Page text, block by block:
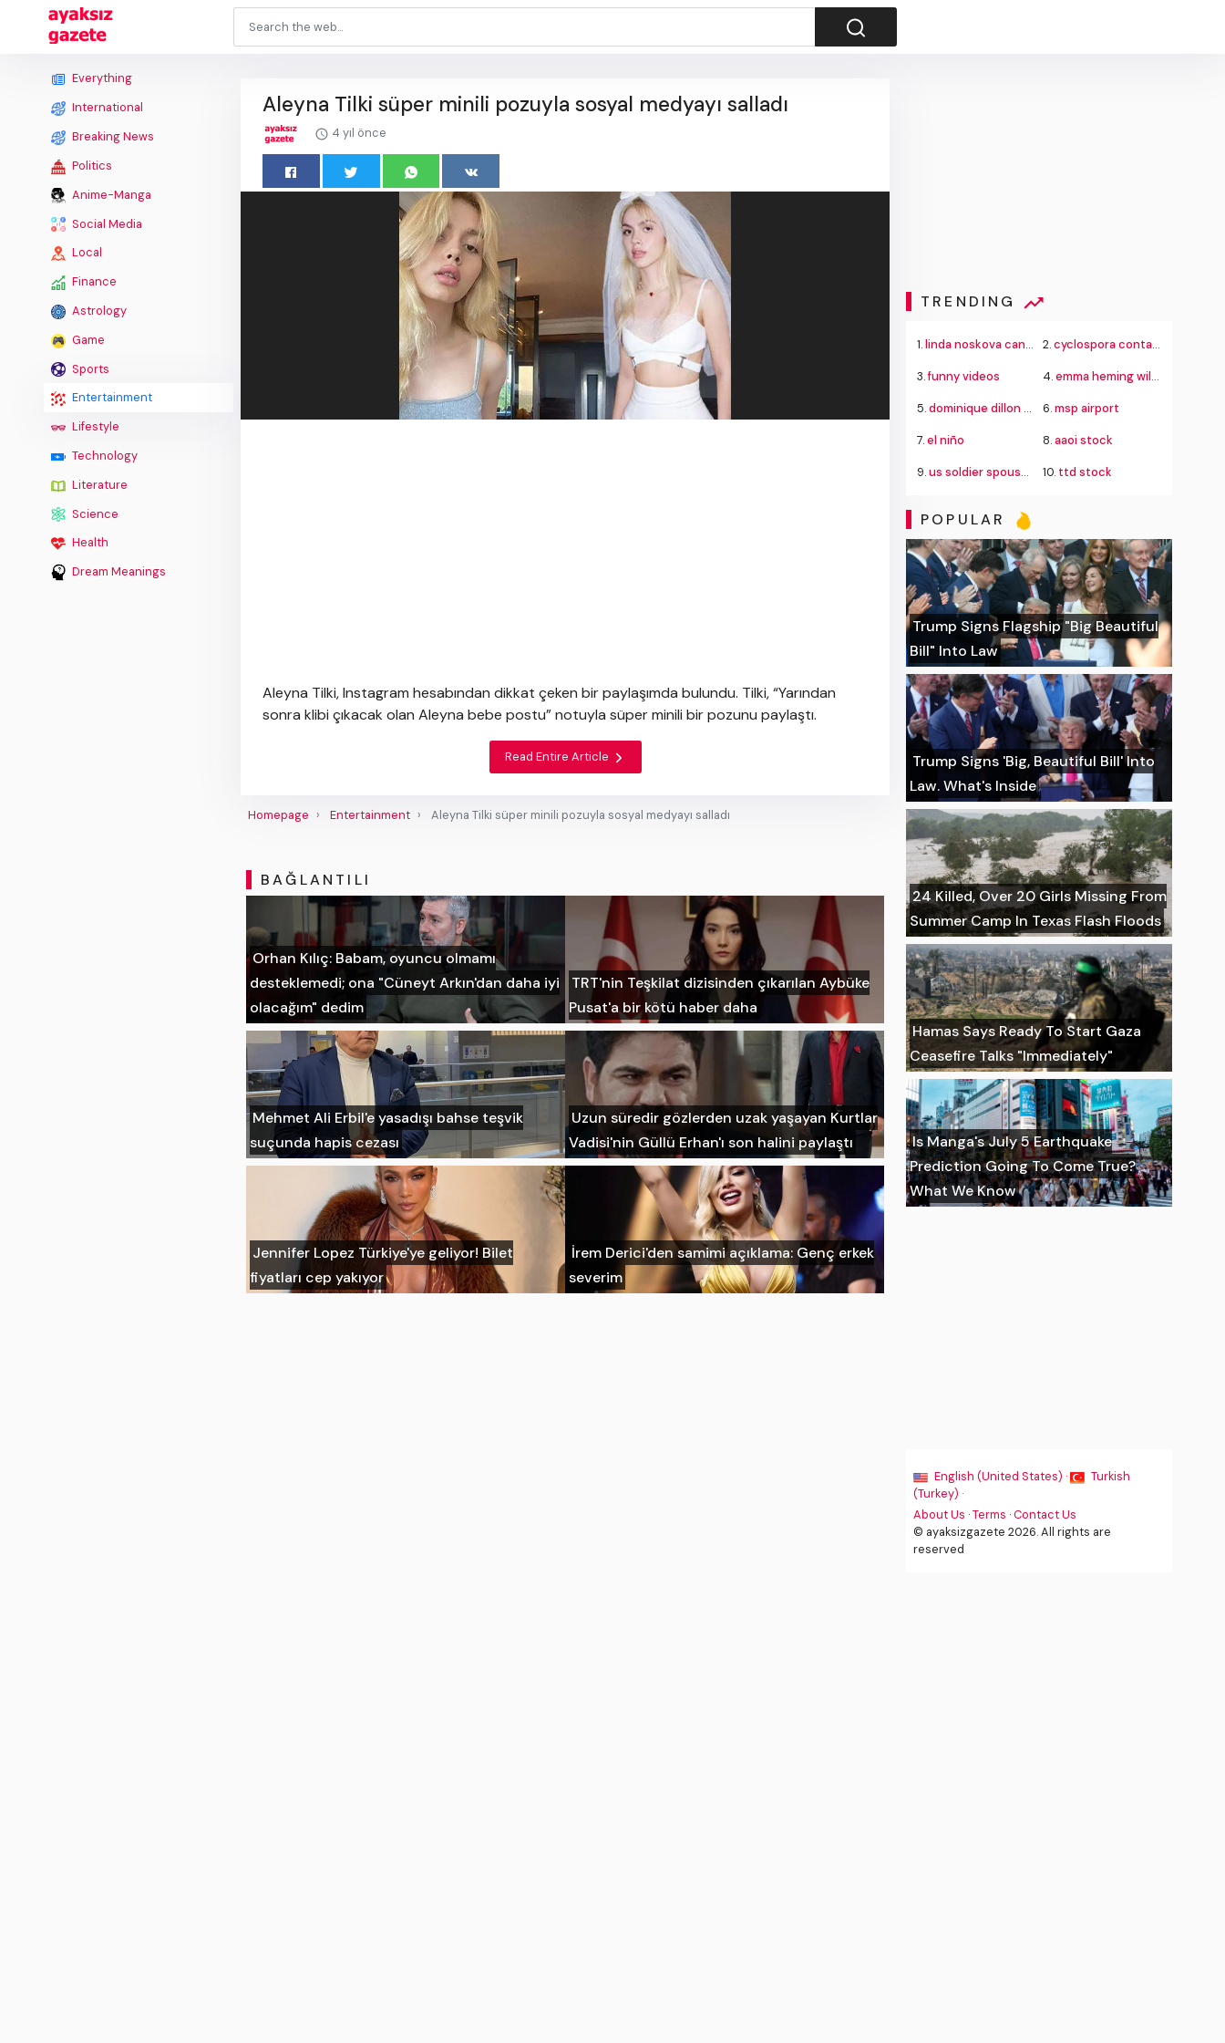
Everything
International
Breaking News
Politics
Anime-Manga
Social Media
Local
Finance
Astrology
Game
Sports
Entertainment
Lifestyle
Technology
Literature
Science
Health
Dream Meanings
Aleyna Tilki süper minili pozuyla sosyal medyayı salladı
4 yıl önce
Aleyna Tilki, Instagram hesabından dikkat çeken bir paylaşımda bulundu. Tilki, “Yarından
sonra klibi çıkacak olan Aleyna bebe postu” notuyla süper minili bir pozunu paylaştı.
Read Entire Article
Homepage Entertainment Aleyna Tilki süper minili pozuyla sosyal medyayı salladı
BAĞLANTILI
Orhan Kılıç: Babam, oyuncu olmamı
desteklemedi; ona "Cüneyt Arkın'dan daha iyi
olacağım" dedim
TRT'nin Teşkilat dizisinden çıkarılan Aybüke
Pusat'a bir kötü haber daha
Mehmet Ali Erbil'e yasadışı bahse teşvik
suçunda hapis cezası
Uzun süredir gözlerden uzak yaşayan Kurtlar
Vadisi'nin Güllü Erhan'ı son halini paylaştı
Jennifer Lopez Türkiye'ye geliyor! Bilet
fiyatları cep yakıyor
İrem Derici'den samimi açıklama: Genç erkek
severim
TRENDING
1.linda noskova canadian open match 2.cyclospora contaminated produce outbreak
3.funny videos 4.emma heming willis
5.dominique dillon on air sleepy 6.msp airport
7.el niño 8.aaoi stock
9.us soldier spouse detained ice 10. ttd stock
POPULAR
Trump Signs Flagship "Big Beautiful
Bill" Into Law
Trump Signs 'Big, Beautiful Bill' Into
Law. What's Inside
24 Killed, Over 20 Girls Missing From
Summer Camp In Texas Flash Floods
Hamas Says Ready To Start Gaza
Ceasefire Talks "Immediately"
Is Manga's July 5 Earthquake
Prediction Going To Come True?
What We Know
English (United States) ·
Turkish
(Turkey) ·
About Us ·Terms ·Contact Us
© ayaksizgazete 2026. All rights are
reserved